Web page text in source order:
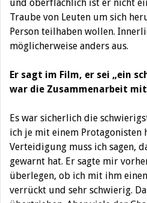
und oberflächlich ist er nicht
Traube von Leuten um sich
Person teilhaben wollen.
möglicherweise anders aus.
Er sagt im Film, er sei „ein
war die Zusammenarbeit
Es war sicherlich die
ich je mit einem Protagonisten
Verteidigung muss ich sagen,
gewarnt hat. Er sagte mir
überlegen, ob ich mit ihm
verrückt und sehr schwierig.